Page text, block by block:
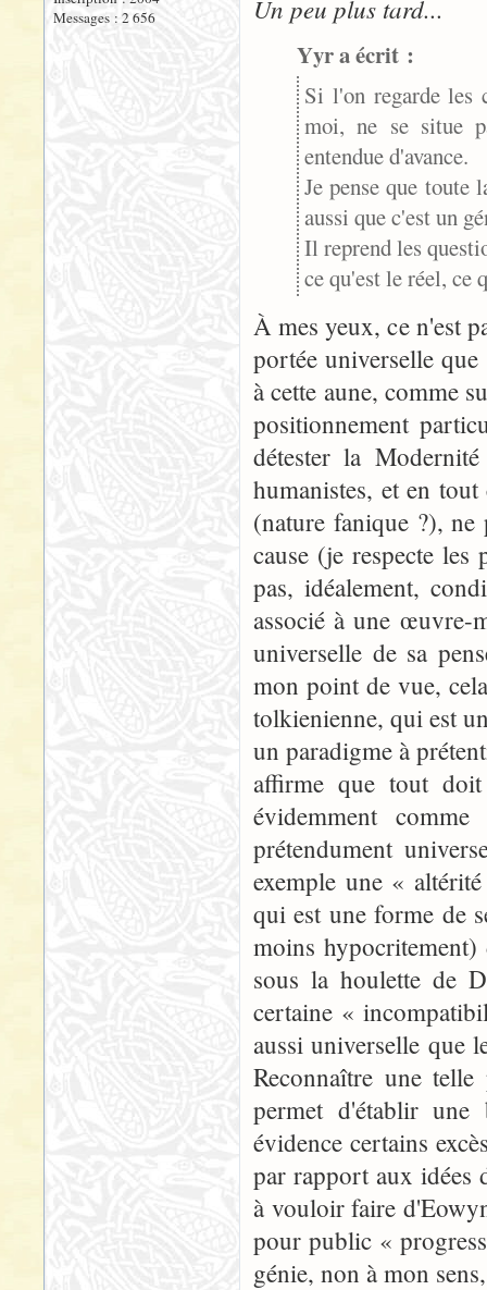
Messages : 2 656
Un peu plus tard...
Yyr a écrit :
Si l'on regarde les
moi, ne se situe
entendue d'avance.
Je pense que toute
aussi que c'est un
Il reprend les
ce qu'est le réel, ce
À mes yeux, ce n'est
portée universelle
à cette aune, comme
positionnement
détester la
humanistes, et en
(nature fanique ?),
cause (je respecte les
pas, idéalement,
associé à une œuvre-
universelle de sa
mon point de vue,
tolkienienne, qui est
un paradigme à
affirme que tout
évidemment
prétendument
exemple une «
qui est une forme de
moins
sous la houlette de
certaine «
aussi universelle que
Reconnaître une
permet d'établir une
évidence certains
par rapport aux idées
à vouloir faire
pour public «
génie, non à mon